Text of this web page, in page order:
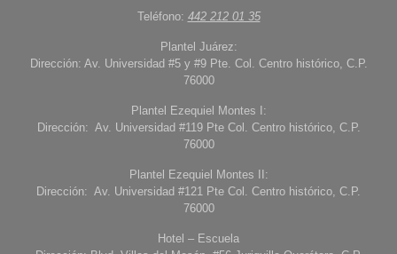
Teléfono: 442 212 01 35
Plantel Juárez:
Dirección: Av. Universidad #5 y #9 Pte. Col. Centro histórico, C.P.
76000
Plantel Ezequiel Montes I:
Dirección: Av. Universidad #119 Pte Col. Centro histórico, C.P.
76000
Plantel Ezequiel Montes II:
Dirección: Av. Universidad #121 Pte Col. Centro histórico, C.P.
76000
Hotel – Escuela